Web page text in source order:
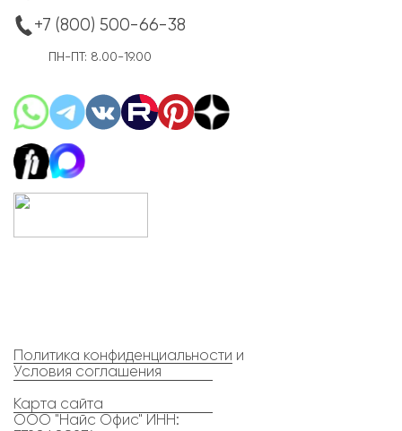
+7 (800) 500-66-38
ПН-ПТ: 8.00-19.00
Политика конфиденциальности и
Условия соглашения
Карта сайта
ООО "Найс Офис" ИНН: